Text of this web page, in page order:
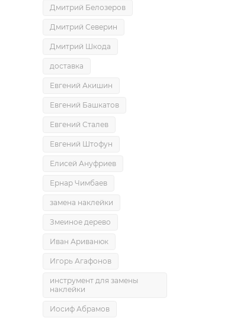
Дмитрий Белозеров
Дмитрий Северин
Дмитрий Шкода
доставка
Евгений Акишин
Евгений Башкатов
Евгений Сталев
Евгений Штофун
Елисей Ануфриев
Ернар Чимбаев
замена наклейки
Змеиное дерево
Иван Ариванюк
Игорь Агафонов
инструмент для замены
наклейки
Иосиф Абрамов